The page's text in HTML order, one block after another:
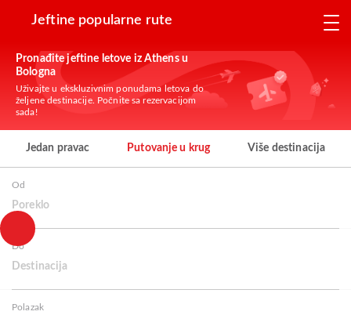
Jeftine popularne rute
Pronađite jeftine letove iz Athens u
Bologna
Uživajte u ekskluzivnim ponudama letova do
željene destinacije. Počnite sa rezervacijom
sada!
Jedan pravac Putovanje u krug Više destinacija
Od
Poreklo
Do
Destinacija
Polazak